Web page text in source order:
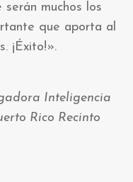
muchos los
que aporta al
¡Éxito!».
Inteligencia
Rico Recinto